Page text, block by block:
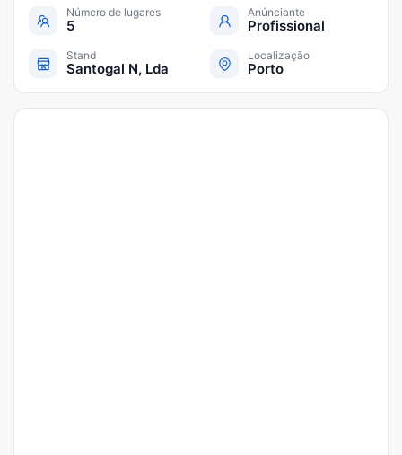
Número de lugares
5
Anúnciante
Profissional
Stand
Santogal N, Lda
Localização
Porto